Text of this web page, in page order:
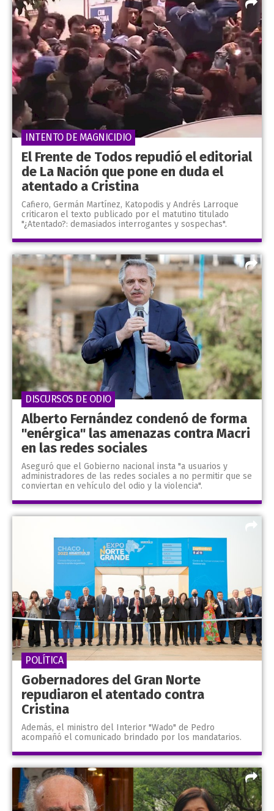
El Frente de Todos repudió el editorial
de La Nación que pone en duda el
atentado a Cristina
Cafiero, Germán Martínez, Katopodis y Andrés Larroque
criticaron el texto publicado por el matutino titulado
"¿Atentado?: demasiados interrogantes y sospechas".
INTENTO DE MAGNICIDIO
Alberto Fernández condenó de forma
"enérgica" las amenazas contra Macri
en las redes sociales
Aseguró que el Gobierno nacional insta "a usuarios y
administradores de las redes sociales a no permitir que se
conviertan en vehículo del odio y la violencia".
DISCURSOS DE ODIO
Gobernadores del Gran Norte
repudiaron el atentado contra
Cristina
Además, el ministro del Interior "Wado" de Pedro
acompañó el comunicado brindado por los mandatarios.
POLÍTICA